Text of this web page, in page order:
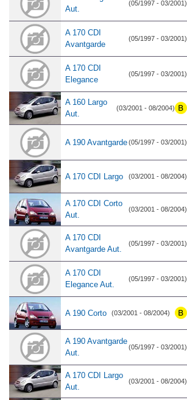
Aut.
(05/1997 - 03/2001)
A 170 CDI
Avantgarde
(05/1997 - 03/2001)
A 170 CDI
Elegance
(05/1997 - 03/2001)
A 160 Largo
Aut.
(03/2001 - 08/2004)
A 190 Avantgarde (05/1997 - 03/2001)
A 170 CDI Largo (03/2001 - 08/2004)
A 170 CDI Corto
Aut.
(03/2001 - 08/2004)
A 170 CDI
Avantgarde Aut.
(05/1997 - 03/2001)
A 170 CDI
Elegance Aut.
(05/1997 - 03/2001)
A 190 Corto (03/2001 - 08/2004)
A 190 Avantgarde
Aut.
(05/1997 - 03/2001)
A 170 CDI Largo
Aut.
(03/2001 - 08/2004)